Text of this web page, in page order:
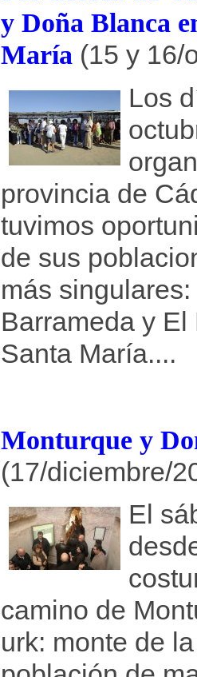
y Doña Blanca
María (15 y 16/
Los
provincia de
tuvimos
de sus
más
Barrameda y El
Santa María....
Monturque y
(17/diciembre/
El
camino de
urk: monte de